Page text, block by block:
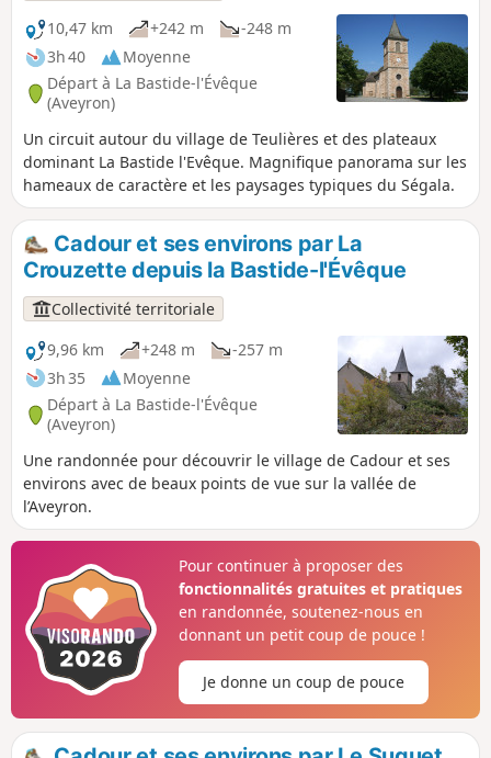
10,47 km
+242 m
-248 m
3h 40
Moyenne
Départ à La Bastide-l'Évêque
(Aveyron)
Un circuit autour du village de Teulières et des plateaux
dominant La Bastide l'Evêque. Magnifique panorama sur les
hameaux de caractère et les paysages typiques du Ségala.
Cadour et ses environs par La
Crouzette depuis la Bastide-l'Évêque
Collectivité territoriale
9,96 km
+248 m
-257 m
3h 35
Moyenne
Départ à La Bastide-l'Évêque
(Aveyron)
Une randonnée pour découvrir le village de Cadour et ses
environs avec de beaux points de vue sur la vallée de
l’Aveyron.
Pour continuer à proposer des
fonctionnalités gratuites et pratiques
en randonnée, soutenez-nous en
donnant un petit coup de pouce !
Je donne un coup de pouce